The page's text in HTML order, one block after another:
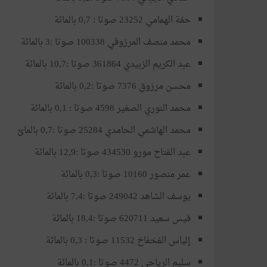
حمّة الهمامي 23252 صوتا : 0,7 بالمائة
محمد منصف المرزوقي 100338 صوتا :3 بالمائة
عبد الكريم الزبيدي 361864 صوتا :10,7 بالمائة
محسن مرزوق 7376 صوتا :0,2 بالمائة
محمد النوري الصغير 4598 صوتا : 0,1 بالمائة
محمد الهاشمي الحامدي 25284 صوتا :0,7 بالمائ
عبد الفتاح مورو 434530 صوتا :12,9 بالمائة
عمر منصور 10160 صوتا :0,3 بالمائة
يوسف الشاهد 249042 صوتا :7,4 بالمائة
قيس سعيد 620711 صوتا :18,4 بالمائة
إلياس الفخفاخ 11532 صوتا : 0,3 بالمائة
سليم الرياحي 4472 صوتا :0,1 بالمائة